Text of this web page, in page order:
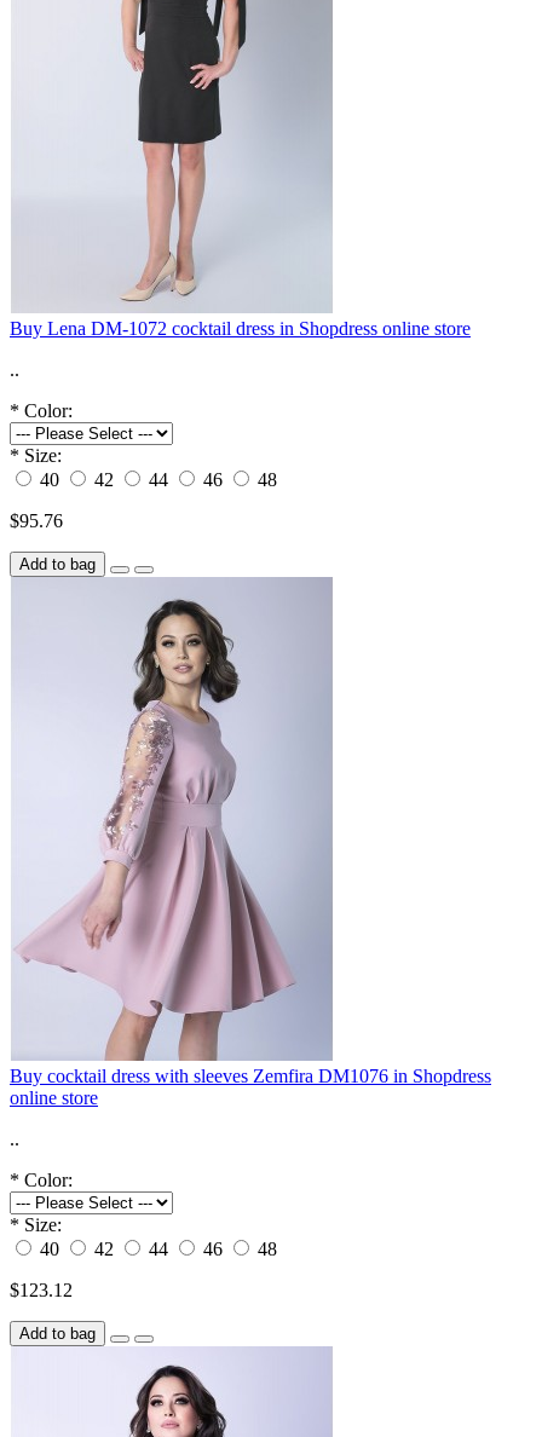
Buy Lena DM-1072 cocktail dress in Shopdress online store
..
* Color:
* Size:
40
42 44 46
48
$95.76
Add to bag
Buy cocktail dress with sleeves Zemfira DM1076 in Shopdress
online store
..
* Color:
* Size:
40
42 44 46
48
$123.12
Add to bag